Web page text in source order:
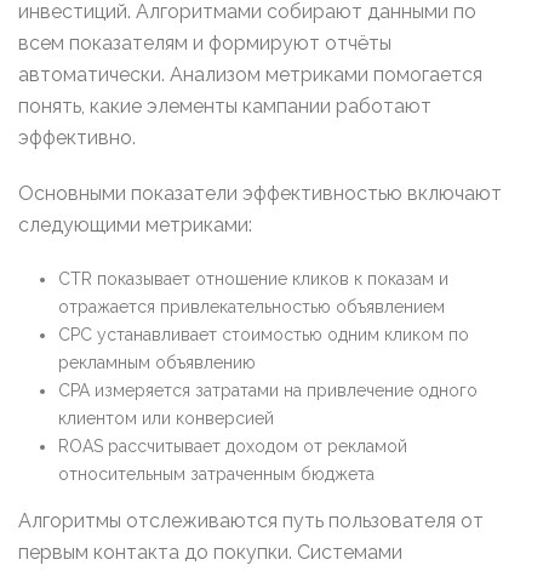
инвестиций. Алгоритмами собирают данными по
всем показателям и формируют отчёты
автоматически. Анализом метриками помогается
понять, какие элементы кампании работают
эффективно.
Основными показатели эффективностью включают
следующими метриками:
CTR показывает отношение кликов к показам и
отражается привлекательностью объявлением
CPC устанавливает стоимостью одним кликом по
рекламным объявлению
CPA измеряется затратами на привлечение одного
клиентом или конверсией
ROAS рассчитывает доходом от рекламой
относительным затраченным бюджета
Алгоритмы отслеживаются путь пользователя от
первым контакта до покупки. Системами